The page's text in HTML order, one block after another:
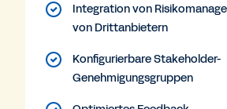
Integration von
von Drittanbietern
Konfigurierbare Stakeholder-
Genehmigungsgruppen